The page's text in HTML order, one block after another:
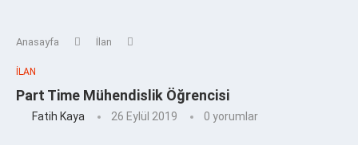
Anasayfa İlan
İLAN
Part Time Mühendislik Öğrencisi
Fatih Kaya 26 Eylül 2019 0 yorumlar